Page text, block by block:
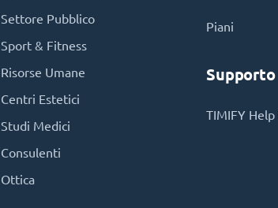
Settore Pubblico
Sport & Fitness
Risorse Umane
Centri Estetici
Studi Medici
Consulenti
Ottica
Piani
Supporto
TIMIFY